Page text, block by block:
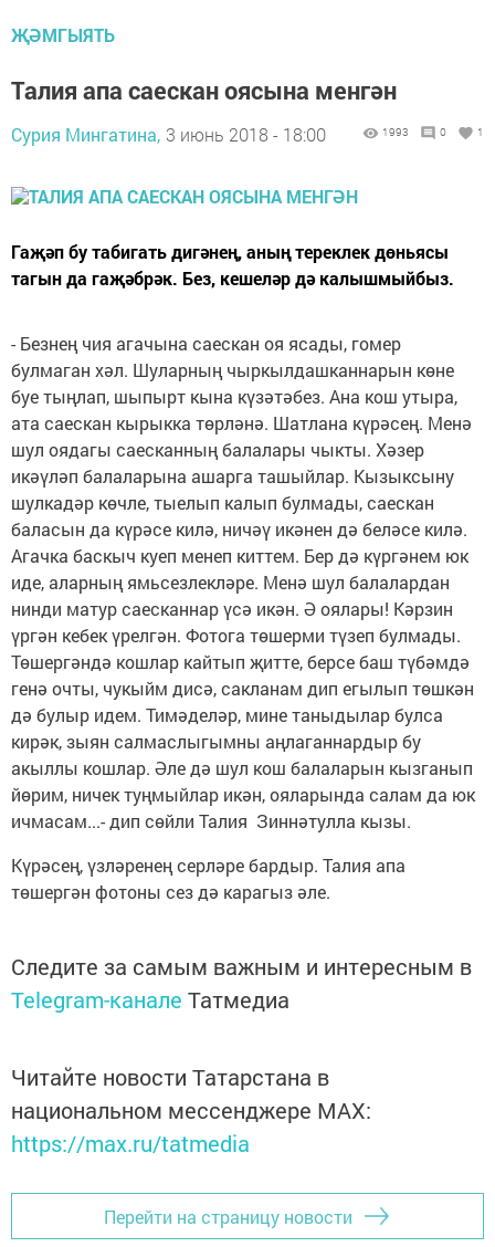
ҖӘМГЫЯТЬ
Талия апа саескан оясына менгән
Сурия Мингатина, 3 июнь 2018 - 18:00 1993 0 1
Гаҗәп бу табигать дигәнең, аның тереклек дөньясы
тагын да гаҗәбрәк. Без, кешеләр дә калышмыйбыз.
- Безнең чия агачына саескан оя ясады, гомер
булмаган хәл. Шуларның чыркылдашканнарын көне
буе тыңлап, шыпырт кына күзәтәбез. Ана кош утыра,
ата саескан кырыкка төрләнә. Шатлана күрәсең. Менә
шул оядагы саесканның балалары чыкты. Хәзер
икәүләп балаларына ашарга ташыйлар. Кызыксыну
шулкадәр көчле, тыелып калып булмады, саескан
баласын да күрәсе килә, ничәү икәнен дә беләсе килә.
Агачка баскыч куеп менеп киттем. Бер дә күргәнем юк
иде, аларның ямьсезлекләре. Менә шул балалардан
нинди матур саесканнар үсә икән. Ә оялары! Кәрзин
үргән кебек үрелгән. Фотога төшерми түзеп булмады.
Төшергәндә кошлар кайтып җитте, берсе баш түбәмдә
генә очты, чукыйм дисә, сакланам дип егылып төшкән
дә булыр идем. Тимәделәр, мине таныдылар булса
кирәк, зыян салмаслыгымны аңлаганнардыр бу
акыллы кошлар. Әле дә шул кош балаларын кызганып
йөрим, ничек туңмыйлар икән, ояларында салам да юк
ичмасам...- дип сөйли Талия Зиннәтулла кызы.
Күрәсең, үзләренең серләре бардыр. Талия апа
төшергән фотоны сез дә карагыз әле.
Следите за самым важным и интересным в
Telegram-канале Татмедиа
Читайте новости Татарстана в
национальном мессенджере MАХ:
https://max.ru/tatmedia
Перейти на страницу новости